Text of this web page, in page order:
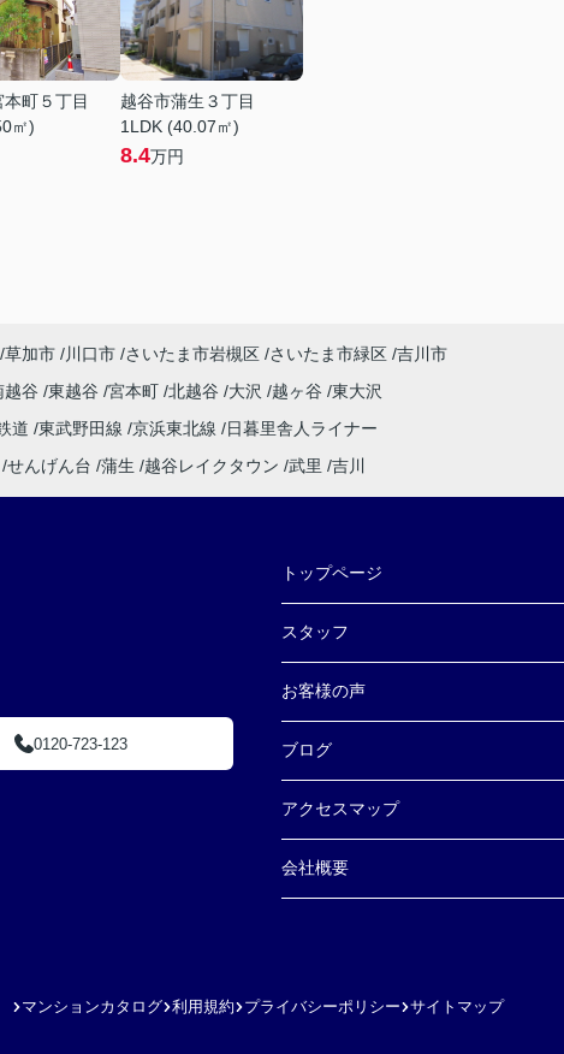
町５丁目
㎡)
越谷市蒲生３丁目
1LDK (40.07㎡)
8.4万円
草加市 川口市 さいたま市岩槻区 さいたま市緑区 吉川市
越谷 東越谷 宮本町 北越谷 大沢 越ヶ谷 東大沢
道 東武野田線 京浜東北線
日暮里舎人ライナー
せんげん台 蒲生 越谷レイクタウン 武里 吉川
0120-723-123
トップページ
スタッフ
お客様の声
ブログ
アクセスマップ
会社概要
マンションカタログ 利用規約 プライバシーポリシー サイトマップ